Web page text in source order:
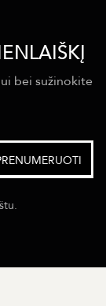
bei sužinokite